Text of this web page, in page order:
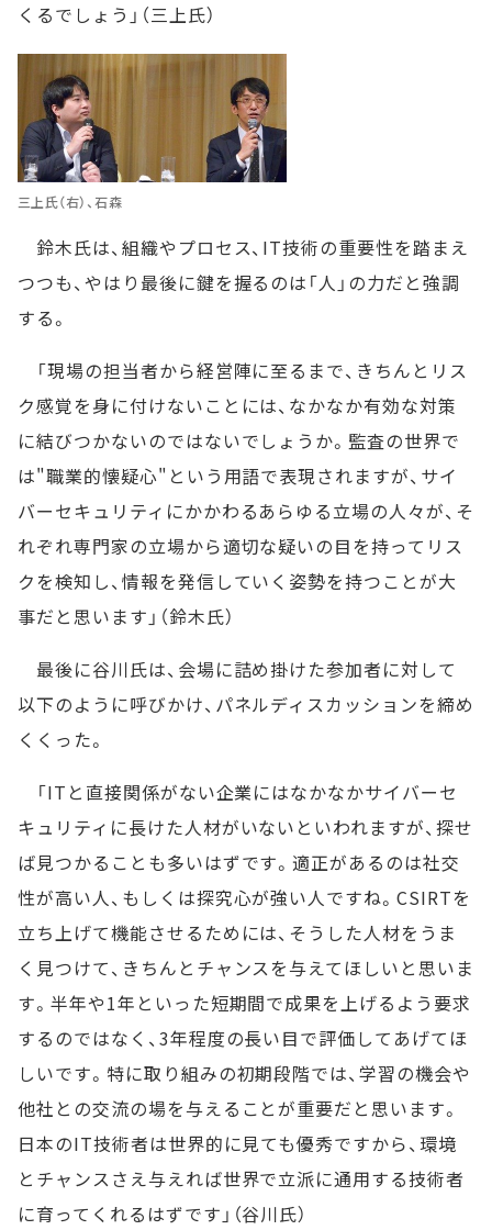
くるでしょう」（三上氏）
三上氏（右）、石森
鈴木氏は、組織やプロセス、IT技術の重要性を踏まえ
つつも、やはり最後に鍵を握るのは「人」の力だと強調
する。
「現場の担当者から経営陣に至るまで、きちんとリス
ク感覚を身に付けないことには、なかなか有効な対策
に結びつかないのではないでしょうか。監査の世界で
は"職業的懐疑心"という用語で表現されますが、サイ
バーセキュリティにかかわるあらゆる立場の人々が、そ
れぞれ専門家の立場から適切な疑いの目を持ってリス
クを検知し、情報を発信していく姿勢を持つことが大
事だと思います」（鈴木氏）
最後に谷川氏は、会場に詰め掛けた参加者に対して
以下のように呼びかけ、パネルディスカッションを締め
くくった。
「ITと直接関係がない企業にはなかなかサイバーセ
キュリティに長けた人材がいないといわれますが、探せ
ば見つかることも多いはずです。適正があるのは社交
性が高い人、もしくは探究心が強い人ですね。CSIRTを
立ち上げて機能させるためには、そうした人材をうま
く見つけて、きちんとチャンスを与えてほしいと思いま
す。半年や1年といった短期間で成果を上げるよう要求
するのではなく、3年程度の長い目で評価してあげてほ
しいです。特に取り組みの初期段階では、学習の機会や
他社との交流の場を与えることが重要だと思います。
日本のIT技術者は世界的に見ても優秀ですから、環境
とチャンスさえ与えれば世界で立派に通用する技術者
に育ってくれるはずです」（谷川氏）